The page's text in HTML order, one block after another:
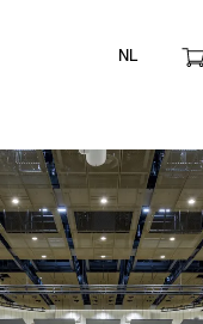
NL